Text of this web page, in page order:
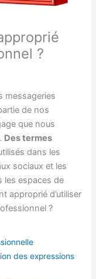
?
messageries
de nos
que nous
Des termes
dans les
sociaux et les
les espaces de
approprié d’utiliser
?
des expressions